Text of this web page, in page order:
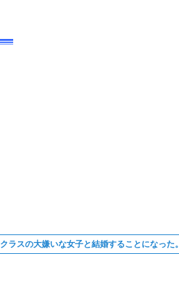
クラスの大嫌いな女子と結婚することになった。